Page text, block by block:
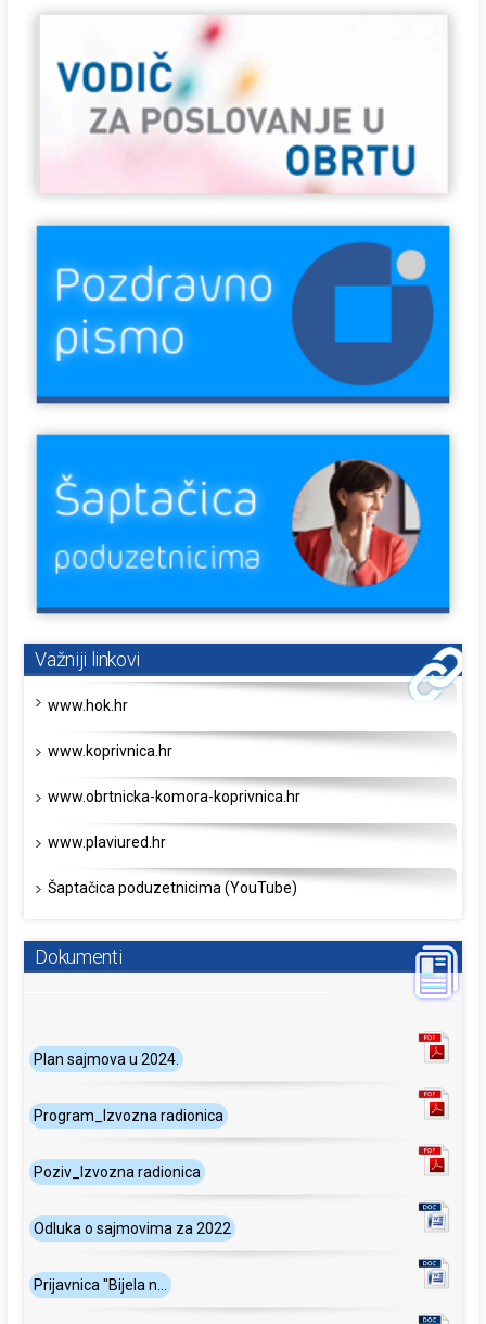
Važniji linkovi
www.hok.hr
www.koprivnica.hr
www.obrtnicka-komora-koprivnica.hr
www.plaviured.hr
Šaptačica poduzetnicima (YouTube)
Dokumenti
Plan sajmova u 2024.
Program_Izvozna radionica
Poziv_Izvozna radionica
Odluka o sajmovima za 2022
Prijavnica "Bijela n...